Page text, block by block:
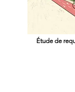
Étude de